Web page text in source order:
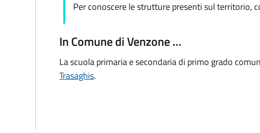
Per conoscere le strutture presenti sul territorio,
In Comune di Venzone …
La scuola primaria e secondaria di primo grado
Trasaghis.